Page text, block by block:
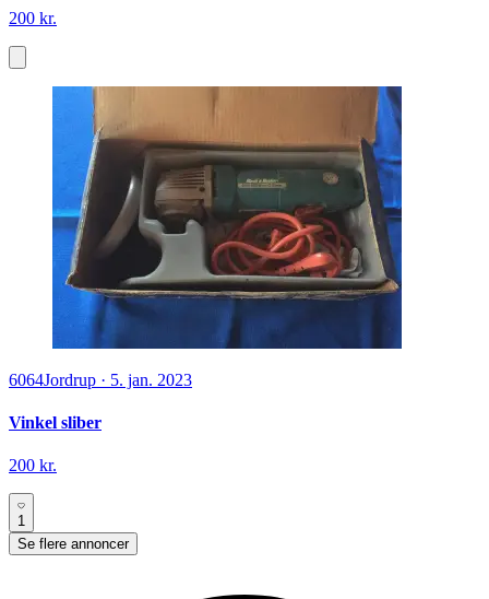
200 kr.
6064Jordrup · 5. jan. 2023
Vinkel sliber
200 kr.
1
Se flere annoncer